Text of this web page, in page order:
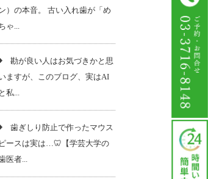
）の本音。 古い入れ歯が「め
ゃ...
勘が良い人はお気づきかと思
ますが、このブログ、実はAI
と私...
歯ぎしり防止で作ったマウス
ピースは実は…🦷【学芸大学の
医者...